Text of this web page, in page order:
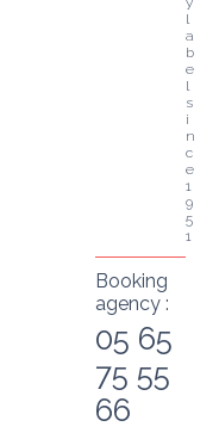
l
a
b
e
l
s
i
n
c
e
1
9
5
1
Booking
agency :
05 65
75 55
66